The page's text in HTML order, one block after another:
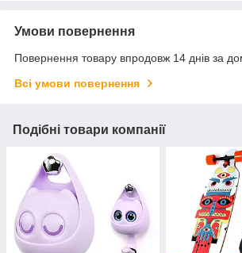
Умови повернення
Повернення товару впродовж 14 днів за
Всі умови повернення
Подібні товари компанії